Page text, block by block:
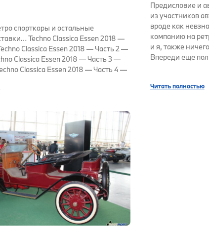
спорткары и остальные
Techno Classica Essen 2018 —
Classica Essen 2018 — Часть 2 —
Classica Essen 2018 — Часть 3 —
Classica Essen 2018 — Часть 4 —
Предисловие и
из участников
вроде как
компанию на
и я, также
Впереди еще
Читать полностью